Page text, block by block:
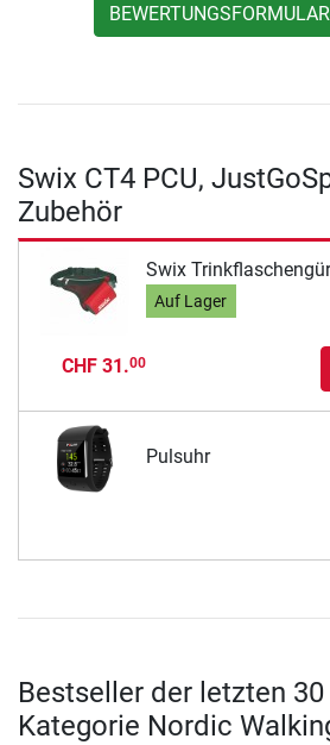
Swix CT4 PCU,
Zubehör
Swix
Auf Lager
CHF 31.00
Pulsuhr
Bestseller der letzten
Kategorie Nordic